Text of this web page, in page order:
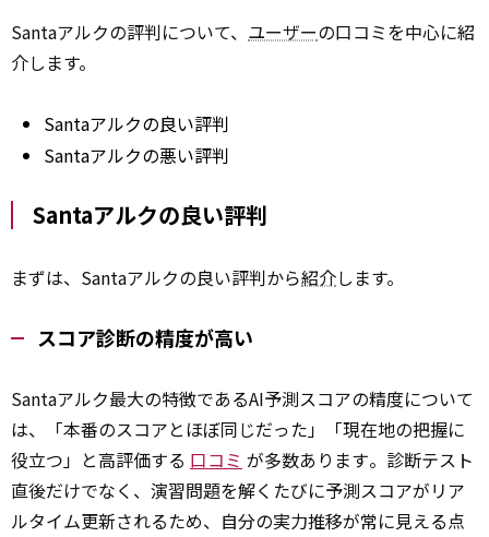
Santaアルクの評判について、 ユーザーの口コミを中心に紹
介します。
Santaアルクの良い評判
Santaアルクの悪い評判
Santaアルクの良い評判
まずは、Santaアルクの良い評判から紹介します。
スコア診断の精度が高い
Santaアルク最大の特徴であるAI予測スコアの精度について
は、「本番のスコアとほぼ同じだった」「現在地の把握に
役立つ」と高評価する 口コミ が多数あります​。診断テスト
直後だけでなく、演習問題を解くたびに予測スコアがリア
ルタイム更新されるため、自分の実力推移が常に見える点